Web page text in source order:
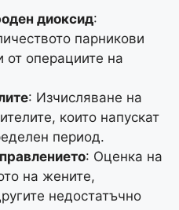
диоксид:
парникови
от операциите на
: Изчисляване на
които напускат
период.
: Оценка на
на жените,
недостатъчно